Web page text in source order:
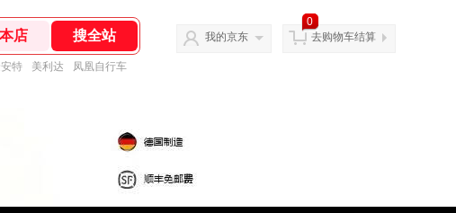
特 美利达 凤凰自行车
我的京东
0
去购物车结算